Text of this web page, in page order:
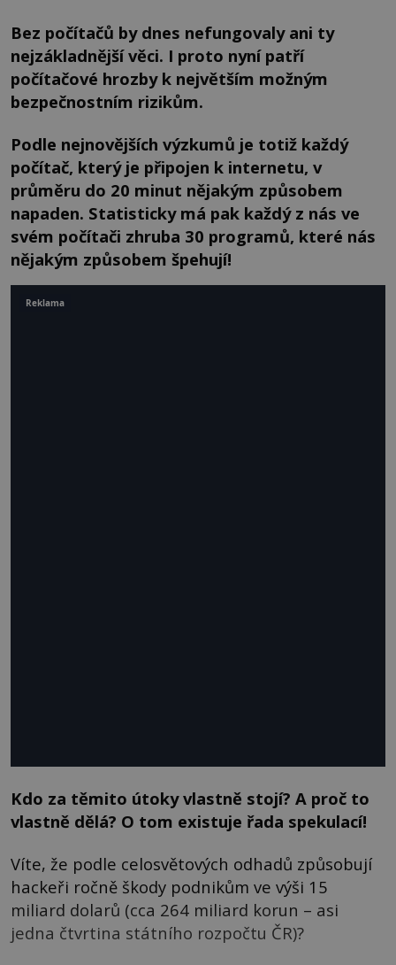
Bez počítačů by dnes nefungovaly ani ty
nejzákladnější věci. I proto nyní patří
počítačové hrozby k největším možným
bezpečnostním rizikům.
Podle nejnovějších výzkumů je totiž každý
počítač, který je připojen k internetu, v
průměru do 20 minut nějakým způsobem
napaden. Statisticky má pak každý z nás ve
svém počítači zhruba 30 programů, které nás
nějakým způsobem špehují!
Kdo za těmito útoky vlastně stojí? A proč to
vlastně dělá? O tom existuje řada spekulací!
Víte, že podle celosvětových odhadů způsobují
hackeři ročně škody podnikům ve výši 15
miliard dolarů (cca 264 miliard korun – asi
jedna čtvrtina státního rozpočtu ČR)?
Reklama